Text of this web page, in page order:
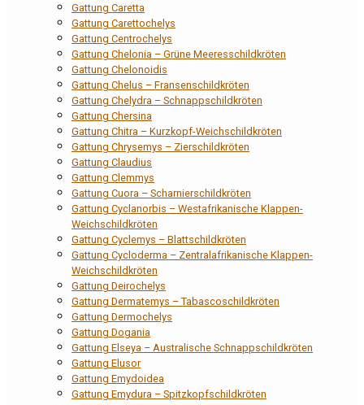
Gattung Caretta
Gattung Carettochelys
Gattung Centrochelys
Gattung Chelonia – Grüne Meeresschildkröten
Gattung Chelonoidis
Gattung Chelus – Fransenschildkröten
Gattung Chelydra – Schnappschildkröten
Gattung Chersina
Gattung Chitra – Kurzkopf-Weichschildkröten
Gattung Chrysemys – Zierschildkröten
Gattung Claudius
Gattung Clemmys
Gattung Cuora – Scharnierschildkröten
Gattung Cyclanorbis – Westafrikanische Klappen-
Weichschildkröten
Gattung Cyclemys – Blattschildkröten
Gattung Cycloderma – Zentralafrikanische Klappen-
Weichschildkröten
Gattung Deirochelys
Gattung Dermatemys – Tabascoschildkröten
Gattung Dermochelys
Gattung Dogania
Gattung Elseya – Australische Schnappschildkröten
Gattung Elusor
Gattung Emydoidea
Gattung Emydura – Spitzkopfschildkröten